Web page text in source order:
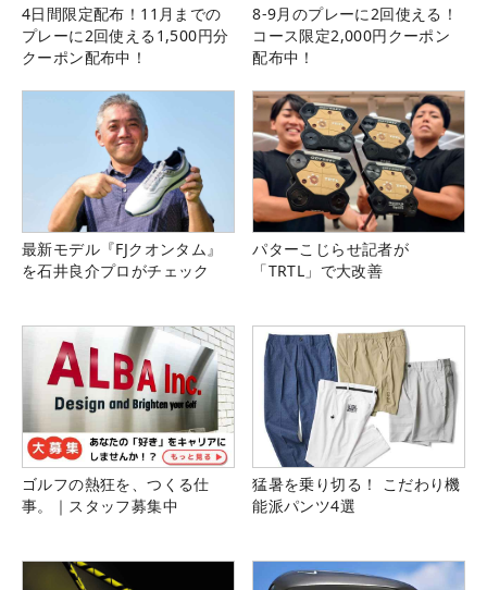
4日間限定配布！11月までの
プレーに2回使える1,500円分
クーポン配布中！
8-9月のプレーに2回使える！
コース限定2,000円クーポン
配布中！
最新モデル『FJクオンタム』
を石井良介プロがチェック
パターこじらせ記者が
「TRTL」で大改善
ゴルフの熱狂を、つくる仕
事。｜スタッフ募集中
猛暑を乗り切る！ こだわり機
能派パンツ4選